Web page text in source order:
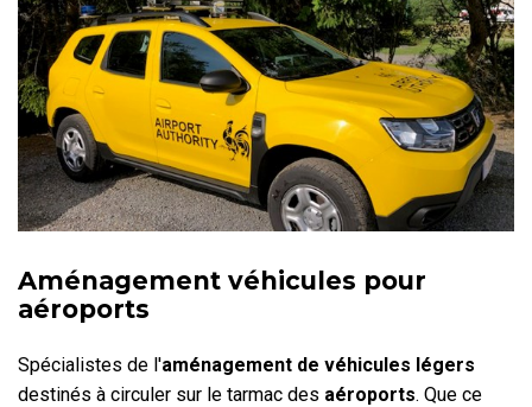
Aménagement véhicules pour
aéroports
Spécialistes de l'aménagement de véhicules légers
destinés à circuler sur le tarmac des aéroports. Que ce